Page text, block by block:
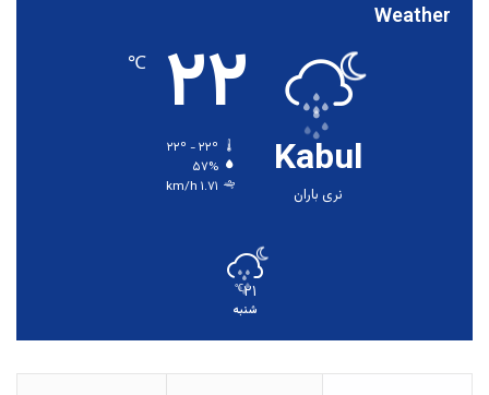
Weather
Kabul
نری باران
۲۲ ℃
۵۷%
۱.۷۱ km/h
۲۱℃
شنبه